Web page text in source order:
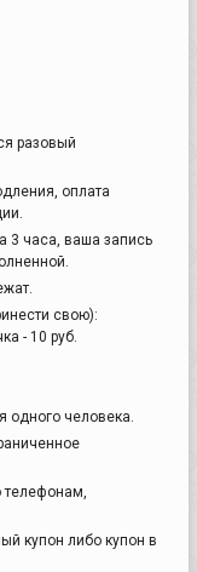
разовый
оплата
3 часа, ваша запись
свою):
- 10 руб.
одного человека.
купон либо купон в